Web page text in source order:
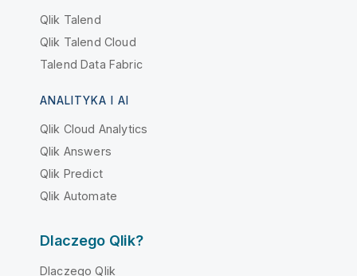
Qlik Talend
Qlik Talend Cloud
Talend Data Fabric
ANALITYKA I AI
Qlik Cloud Analytics
Qlik Answers
Qlik Predict
Qlik Automate
Dlaczego Qlik?
Dlaczego Qlik